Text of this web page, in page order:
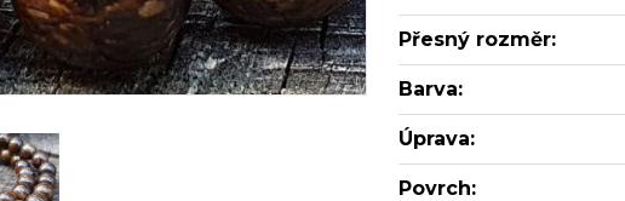
Přesný rozměr:
Barva:
Úprava:
Povrch: